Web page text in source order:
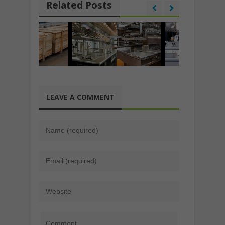
Related Posts
LEAVE A COMMENT